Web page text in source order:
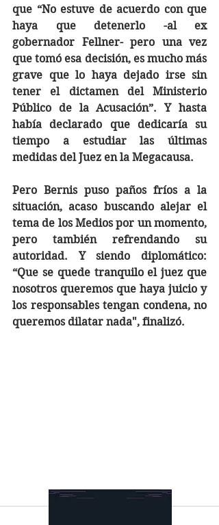
que “No estuve de acuerdo con que
haya que detenerlo -al ex
gobernador Fellner- pero una vez
que tomó esa decisión, es mucho más
grave que lo haya dejado irse sin
tener el dictamen del Ministerio
Público de la Acusación”. Y hasta
había declarado que dedicaría su
tiempo a estudiar las últimas
medidas del Juez en la Megacausa.
Pero Bernis puso paños fríos a la
situación, acaso buscando alejar el
tema de los Medios por un momento,
pero también refrendando su
autoridad. Y siendo diplomático:
“Que se quede tranquilo el juez que
nosotros queremos que haya juicio y
los responsables tengan condena, no
queremos dilatar nada", finalizó.